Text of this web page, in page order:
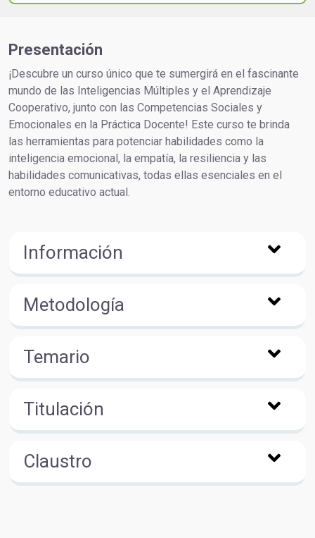
Presentación
¡Descubre un curso único que te sumergirá en el fascinante
mundo de las Inteligencias Múltiples y el Aprendizaje
Cooperativo, junto con las Competencias Sociales y
Emocionales en la Práctica Docente! Este curso te brinda
las herramientas para potenciar habilidades como la
inteligencia emocional, la empatía, la resiliencia y las
habilidades comunicativas, todas ellas esenciales en el
entorno educativo actual.
Información
Metodología
Temario
Titulación
Claustro